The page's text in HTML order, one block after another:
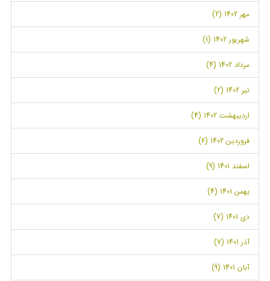
مهر 1402 (2)
شهریور 1402 (1)
مرداد 1402 (4)
تیر 1402 (2)
اردیبهشت 1402 (4)
فروردین 1402 (6)
اسفند 1401 (9)
بهمن 1401 (4)
دی 1401 (7)
آذر 1401 (7)
آبان 1401 (9)